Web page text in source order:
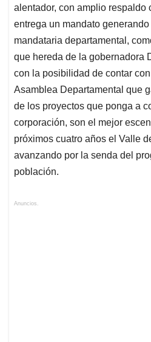
alentador, con amplio respaldo
entrega un mandato
mandataria departamental,
que hereda de la gobernadora
con la posibilidad de contar
Asamblea Departamental que
de los proyectos que ponga a
corporación, son el mejor
próximos cuatro años el Valle
avanzando por la senda del
población.
Anuncios.